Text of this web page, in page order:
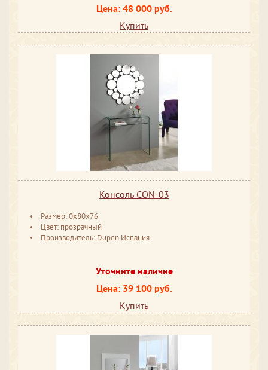
Цена: 48 000 руб.
Купить
Консоль CON-03
Размер: 0x80x76
Цвет: прозрачный
Производитель: Dupen Испания
Уточните наличие
Цена: 39 100 руб.
Купить